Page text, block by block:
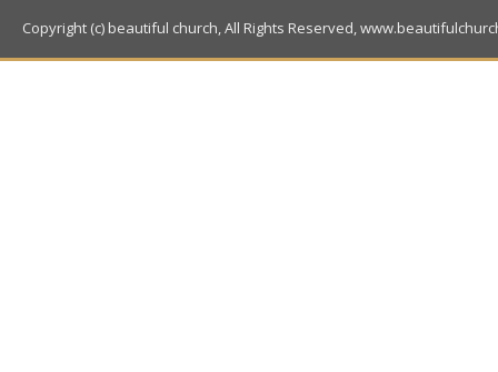
Copyright (c) beautiful church, All Rights Reserved,